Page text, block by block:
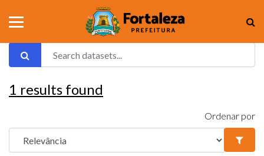
1 results found
Ordenar por